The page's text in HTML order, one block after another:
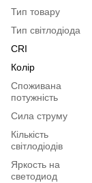
Тип товару
Тип світлодіода
CRI
Колір
Споживана
потужність
Сила струму
Кількість
світлодіодів
Яркость на
светодиод